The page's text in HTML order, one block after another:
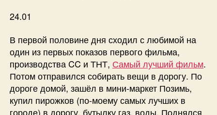
24.01
В первой половине дня сходил с любимой на
один из первых показов первого фильма,
производства CC и ТНТ, Самый лучший фильм.
Потом отправился собирать вещи в дорогу. По
дороге домой, зашёл в мини-маркет Позимь,
купил пирожков (по-моему самых лучших в
городе) в дорогу, бутылку газ. воды. Поднялся